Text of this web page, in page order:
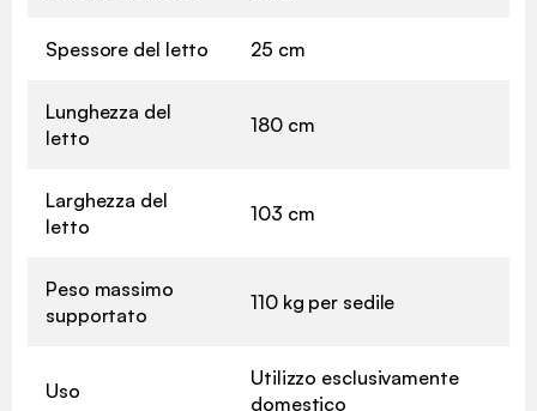
Spessore del letto 25 cm
Lunghezza del
letto
180 cm
Larghezza del
letto
103 cm
Peso massimo
supportato
110 kg per sedile
Uso
Utilizzo esclusivamente
domestico